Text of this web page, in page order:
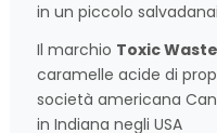
in un piccolo
Il marchio Toxic Waste
caramelle acide di
società americana
in Indiana negli USA